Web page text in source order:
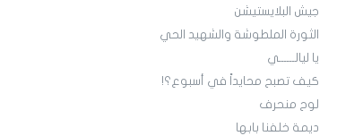
جيش البلايستيشن
الثورة الملطوشة والشهيد الحي
يا ليالــــــي
كيف تصبح محايداً في أسبوع؟!
لوح منحرف
ديمة خلفنا بابها